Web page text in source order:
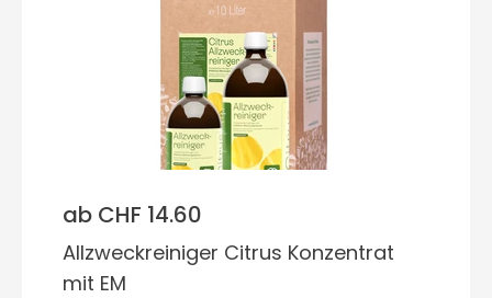
ab CHF 14.60
Allzweckreiniger Citrus Konzentrat
mit EM